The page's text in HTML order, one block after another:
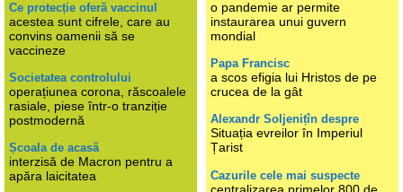
Ce protecție oferă vaccinul
acestea sunt cifrele, care au
convins oamenii să se
vaccineze
Societatea controlului
operațiunea corona, răscoalele
rasiale, piese într-o tranziție
postmodernă
Școala de acasă
interzisă de Macron pentru a
apăra laicitatea
o pandemie ar permite
instaurarea unui guvern
mondial
Papa Francisc
a scos efigia lui Hristos de pe
crucea de la gât
Alexandr Soljenițîn despre
Situația evreilor în Imperiul
Țarist
Cazurile cele mai suspecte
centralizarea primelor 800 de